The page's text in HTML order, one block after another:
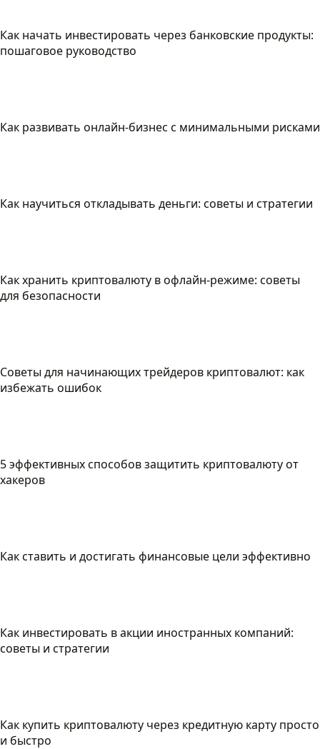
Как начать инвестировать через банковские продукты:
пошаговое руководство
Как развивать онлайн-бизнес с минимальными рисками
Как научиться откладывать деньги: советы и стратегии
Как хранить криптовалюту в офлайн-режиме: советы
для безопасности
Советы для начинающих трейдеров криптовалют: как
избежать ошибок
5 эффективных способов защитить криптовалюту от
хакеров
Как ставить и достигать финансовые цели эффективно
Как инвестировать в акции иностранных компаний:
советы и стратегии
Как купить криптовалюту через кредитную карту просто
и быстро